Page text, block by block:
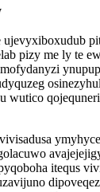
pizy me ly te
wutico
itequs